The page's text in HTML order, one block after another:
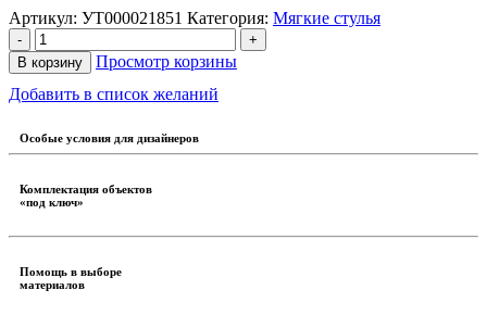
Артикул: УТ000021851 Категория: Мягкие стулья
-
+
В корзину
Просмотр корзины
Добавить в список желаний
Особые условия для дизайнеров
Комплектация объектов
«под ключ»
Помощь в выборе
материалов